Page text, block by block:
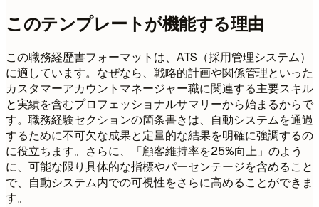
このテンプレートが機能する理由
この職務経歴書フォーマットは、ATS（採用管理システム）
に適しています。なぜなら、戦略的計画や関係管理といった
カスタマーアカウントマネージャー職に関連する主要スキル
と実績を含むプロフェッショナルサマリーから始まるからで
す。職務経験セクションの箇条書きは、自動システムを通過
するために不可欠な成果と定量的な結果を明確に強調するの
に役立ちます。さらに、「顧客維持率を25%向上」のよう
に、可能な限り具体的な指標やパーセンテージを含めること
で、自動システム内での可視性をさらに高めることができま
す。